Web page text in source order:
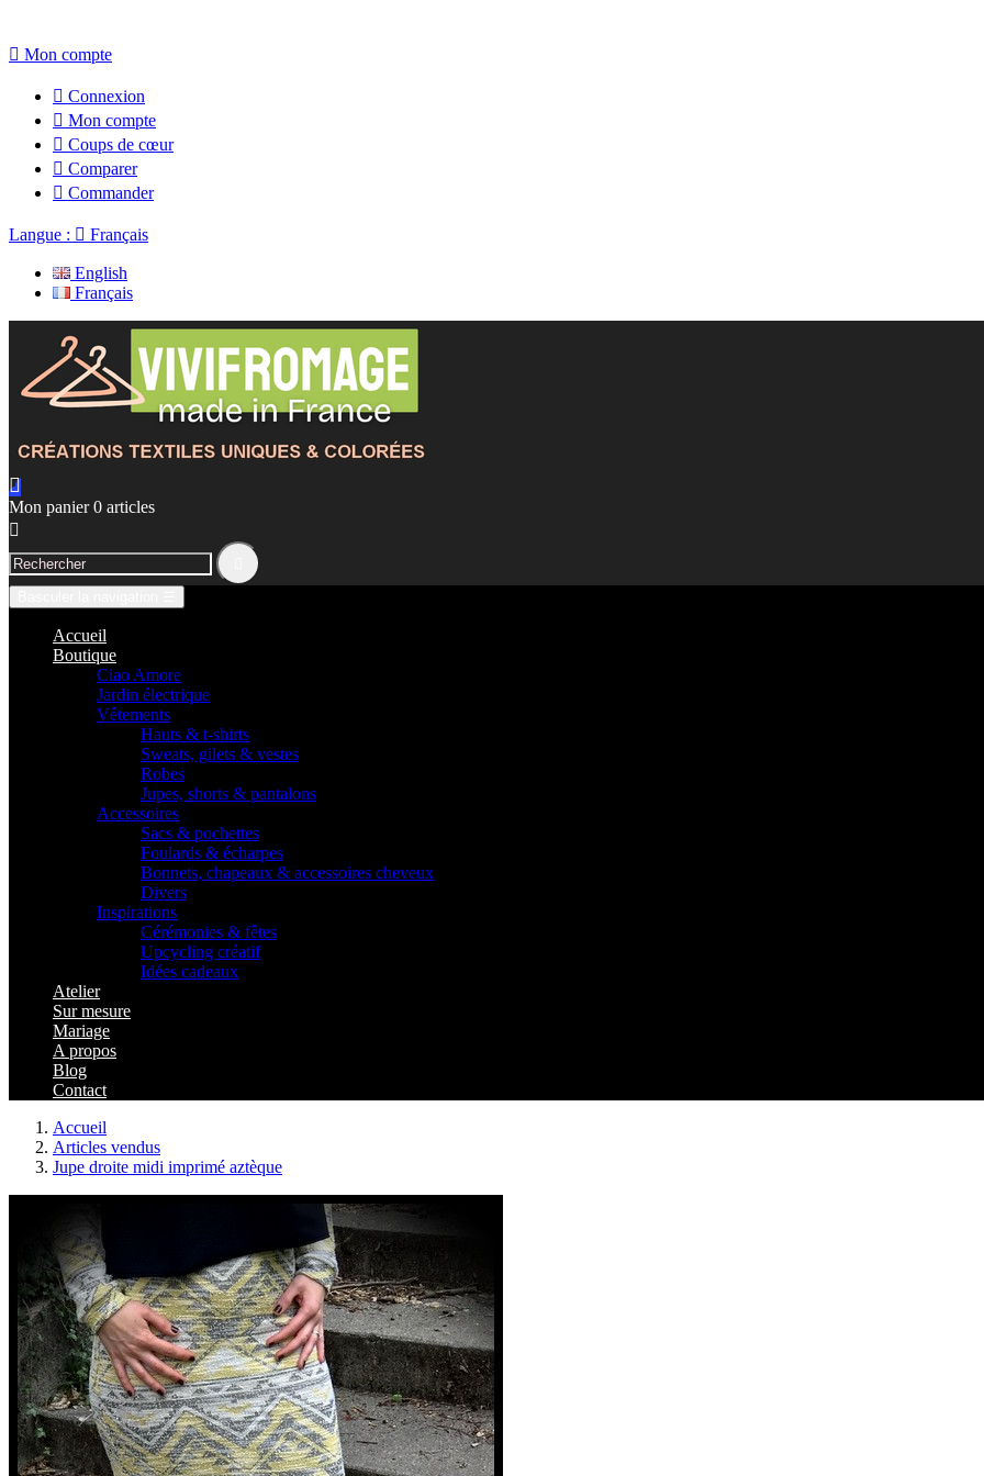
 Mon compte
 Connexion
 Mon compte
 Coups de cœur
 Comparer
 Commander
Langue :  Français
English
Français

Mon panier 0 articles

Accueil
Boutique
Ciao Amore
Jardin électrique
Vêtements
Hauts & t-shirts
Sweats, gilets & vestes
Robes
Jupes, shorts & pantalons
Accessoires
Sacs & pochettes
Foulards & écharpes
Bonnets, chapeaux & accessoires cheveux
Divers
Inspirations
Cérémonies & fêtes
Upcycling créatif
Idées cadeaux
Atelier
Sur mesure
Mariage
A propos
Blog
Contact
Accueil
Articles vendus
Jupe droite midi imprimé aztèque